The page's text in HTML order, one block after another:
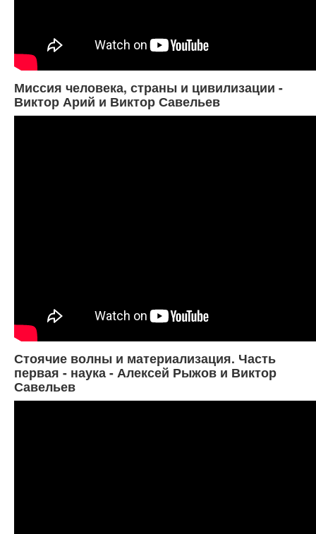
Миссия человека, страны и цивилизации -
Виктор Арий и Виктор Савельев
Стоячие волны и материализация. Часть
первая - наука - Алексей Рыжов и Виктор
Савельев